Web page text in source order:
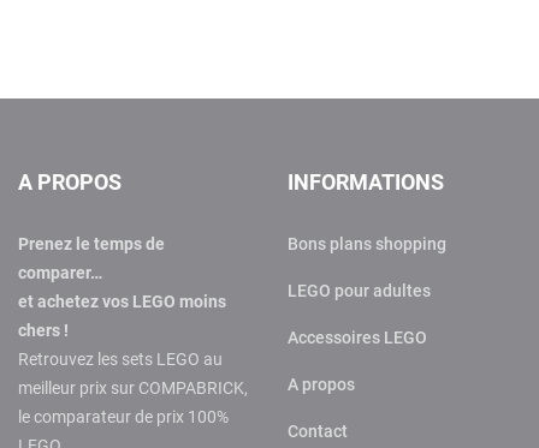
A PROPOS
Prenez le temps de
comparer…
et achetez vos LEGO moins
chers !
Retrouvez les sets LEGO au
meilleur prix sur COMPABRICK,
le comparateur de prix 100%
INFORMATIONS
Bons plans shopping
LEGO pour adultes
Accessoires LEGO
A propos
Contact